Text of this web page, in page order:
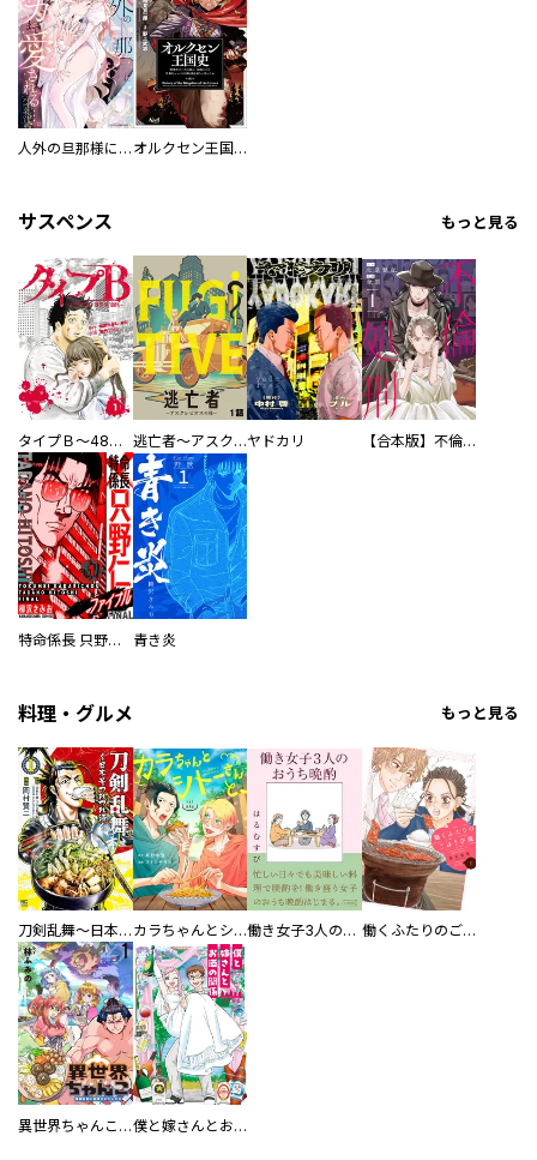
人外の旦那様に娶られ毎晩ナカまで愛される…。アンソロジー オルクセン王国史
サスペンス もっと見る
タイプＢ～48時間後、致死率100％～【単話】 逃亡者～アスクレピオスの杖～ヤドカリ 【合本版】不倫処刑
特命係長 只野仁ファイナル 愛蔵版 青き炎
料理・グルメ もっと見る
刀剣乱舞～日本号つれづれ酒～ カラちゃんとシトーさんと、 【分冊版】 働き女子3人のおうち晩酌 働くふたりのごほうび飯
異世界ちゃんこ～横綱目前に召喚されたんだが～ 【連載版】 僕と嫁さんとお酒の関係